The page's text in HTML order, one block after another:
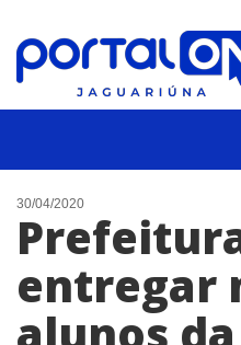
NOTÍCIAS
LISTA DIGITAL
CONTATO
ANUNCIE
30/04/2020
entregar